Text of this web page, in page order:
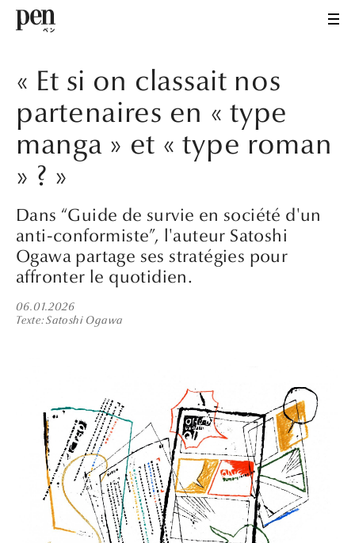
« Et si on classait nos
partenaires en « type
manga » et « type roman
» ? »
Dans “Guide de survie en société d'un
anti-conformiste”, l'auteur Satoshi
Ogawa partage ses stratégies pour
affronter le quotidien.
06.01.2026
Texte Satoshi Ogawa